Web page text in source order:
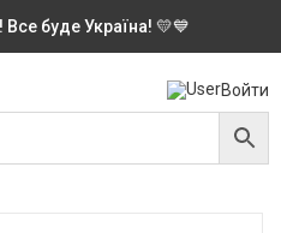
буде Україна! 💛💙
Войти